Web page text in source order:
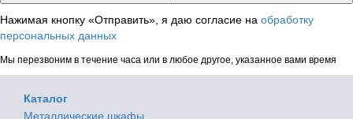
Нажимая кнопку «Отправить», я даю согласие на обработку
персональных данных
Мы перезвоним в течение часа или в любое другое, указанное вами время
Каталог
Металлические шкафы